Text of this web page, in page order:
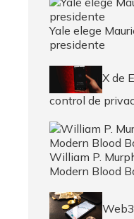
Yale elege
presidente
X de
control de
William P.
Modern Blood